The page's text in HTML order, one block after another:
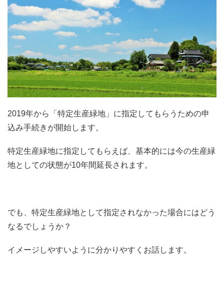
2019年から「特定生産緑地」に指定してもらうための申
込み手続きが開始します。
特定生産緑地に指定してもらえば、基本的には今の生産緑
地としての状態が10年間延長されます。
でも、特定生産緑地として指定されなかった場合にはどう
なるでしょうか？
イメージしやすいように分かりやすくお話します。